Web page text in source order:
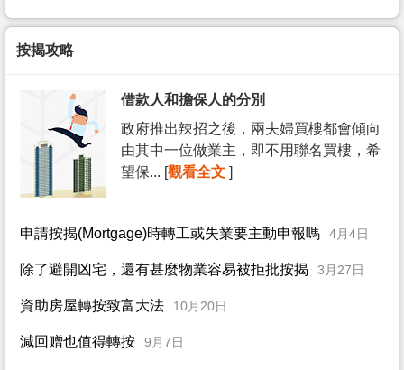
按揭攻略
借款人和擔保人的分別
政府推出辣招之後，兩夫婦買樓都會傾向
由其中一位做業主，即不用聯名買樓，希
望保... [觀看全文 ]
申請按揭(Mortgage)時轉工或失業要主動申報嗎 4月4日
除了避開凶宅，還有甚麼物業容易被拒批按揭 3月27日
資助房屋轉按致富大法 10月20日
減回赠也值得轉按 9月7日